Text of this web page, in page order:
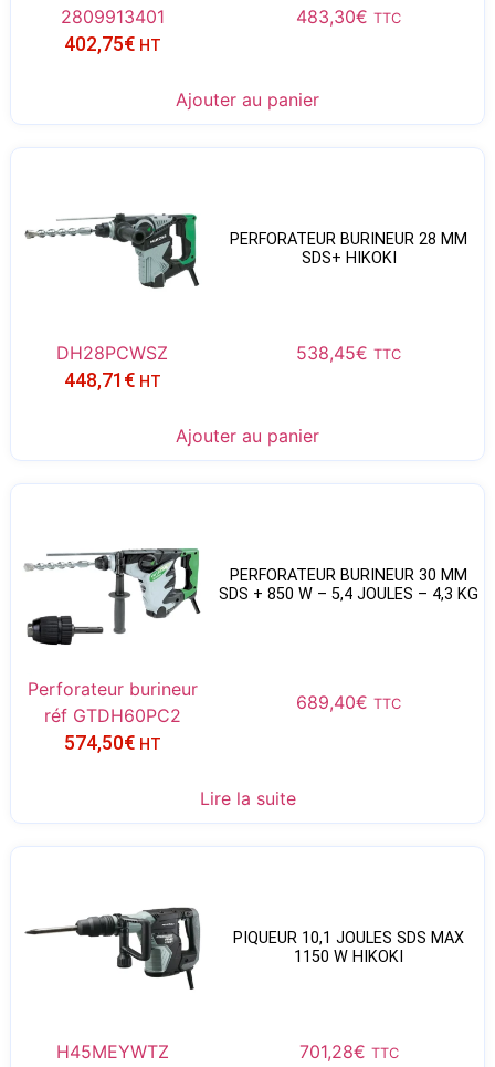
2809913401 483,30€ TTC
402,75€ HT
Ajouter au panier
PERFORATEUR BURINEUR 28 MM
SDS+ HIKOKI
DH28PCWSZ 538,45€ TTC
448,71 € HT
Ajouter au panier
PERFORATEUR BURINEUR 30 MM
SDS + 850 W – 5,4 JOULES – 4,3 KG
Perforateur burineur
réf GTDH60PC2
689,40€ TTC
574,50€ HT
Lire la suite
PIQUEUR 10,1 JOULES SDS MAX
1150 W HIKOKI
H45MEYWTZ 701,28€ TTC